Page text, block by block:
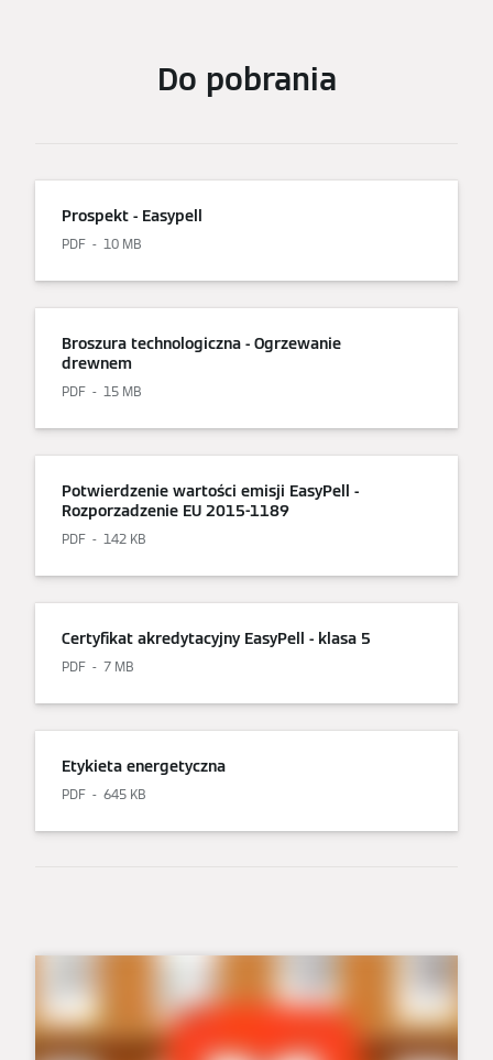
Do pobrania
Prospekt - Easypell
PDF 10 MB
Broszura technologiczna - Ogrzewanie
drewnem
PDF 15 MB
Potwierdzenie wartości emisji EasyPell -
Rozporzadzenie EU 2015-1189
PDF 142 KB
Certyfikat akredytacyjny EasyPell - klasa 5
PDF 7 MB
Etykieta energetyczna
PDF 645 KB